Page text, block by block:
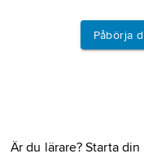
Påbörja
Är du lärare? Starta